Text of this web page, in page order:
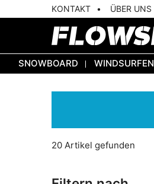
KONTAKT ÜBER UNS
SNOWBOARD WINDSURFEN
20 Artikel gefunden